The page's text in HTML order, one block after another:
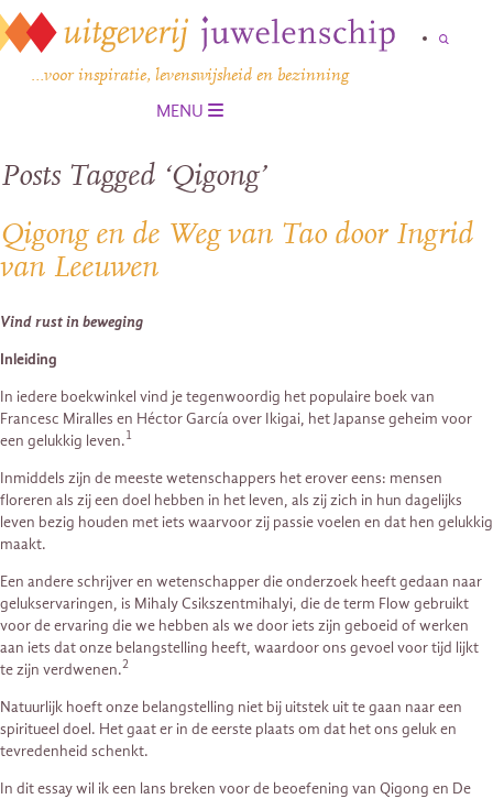
…voor inspiratie, levenswijsheid en bezinning
MENU
Posts Tagged ‘Qigong’
Qigong en de Weg van Tao door Ingrid
van Leeuwen
Vind rust in beweging
Inleiding
In iedere boekwinkel vind je tegenwoordig het populaire boek van
Francesc Miralles en Héctor García over Ikigai, het Japanse geheim voor
een gelukkig leven.1
Inmiddels zijn de meeste wetenschappers het erover eens: mensen
floreren als zij een doel hebben in het leven, als zij zich in hun dagelijks
leven bezig houden met iets waarvoor zij passie voelen en dat hen gelukkig
maakt.
Een andere schrijver en wetenschapper die onderzoek heeft gedaan naar
gelukservaringen, is Mihaly Csikszentmihalyi, die de term Flow gebruikt
voor de ervaring die we hebben als we door iets zijn geboeid of werken
aan iets dat onze belangstelling heeft, waardoor ons gevoel voor tijd lijkt
te zijn verdwenen.2
Natuurlijk hoeft onze belangstelling niet bij uitstek uit te gaan naar een
spiritueel doel. Het gaat er in de eerste plaats om dat het ons geluk en
tevredenheid schenkt.
In dit essay wil ik een lans breken voor de beoefening van Qigong en De